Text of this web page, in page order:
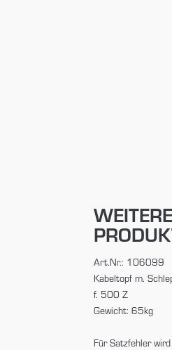
Art.Nr.: 106099
Kabeltopf m.
f. 500 Z
Gewicht: 65kg
Für Satzfehler